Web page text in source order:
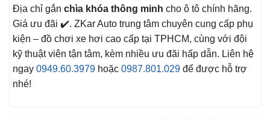
Địa chỉ gắn chìa khóa thông minh cho ô tô chính hãng.
Giá ưu đãi ✔️. ZKar Auto trung tâm chuyên cung cấp phụ
kiện – đồ chơi xe hơi cao cấp tại TPHCM, cùng với đội
kỹ thuật viên tận tâm, kèm nhiều ưu đãi hấp dẫn. Liên hệ
ngay 0949.60.3979 hoặc 0987.801.029 để được hỗ trợ
nhé!